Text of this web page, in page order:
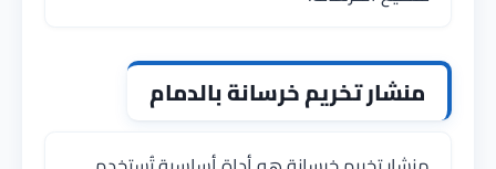
منشار تخريم خرسانة بالدمام